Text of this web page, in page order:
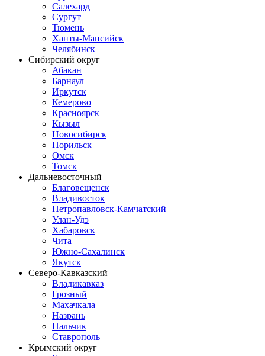
Салехард
Сургут
Тюмень
Ханты-Мансийск
Челябинск
Сибирский округ
Абакан
Барнаул
Иркутск
Кемерово
Красноярск
Кызыл
Новосибирск
Норильск
Омск
Томск
Дальневосточный
Благовещенск
Владивосток
Петропавловск-Камчатский
Улан-Удэ
Хабаровск
Чита
Южно-Сахалинск
Якутск
Северо-Кавказский
Владикавказ
Грозный
Махачкала
Назрань
Нальчик
Ставрополь
Крымский округ